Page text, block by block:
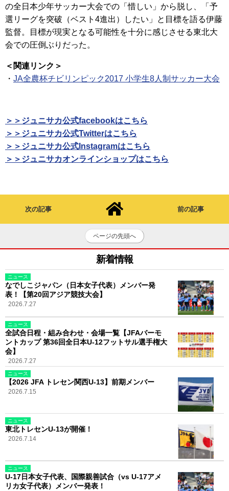
の全日本少年サッカー大会での「惜しい」から脱し、「予
選リーグを突破（ベスト4進出）したい」と目標を語る伊藤
監督。目標が現実となる可能性を十分に感じさせる東北大
会での圧倒ぶりだった。
＜関連リンク＞
・ JA全農杯チビリンピック2017 小学生8人制サッカー大会
＞＞ジュニサカ公式facebookはこちら
＞＞ジュニサカ公式Twitterはこちら
＞＞ジュニサカ公式Instagramはこちら
＞＞ジュニサカオンラインショップはこちら
次の記事 前の記事
ページの先頭へ
新着情報
ニュース
なでしこジャパン（日本女子代表）メンバー発
表！【第20回アジア競技大会】
2026.7.27
ニュース
全試合日程・組み合わせ・会場一覧【JFAバーモ
ントカップ 第36回全日本U-12フットサル選手権大
会】
2026.7.27
ニュース
【2026 JFA トレセン関西U-13】前期メンバー
2026.7.15
ニュース
東北トレセンU-13が開催！
2026.7.14
ニュース
U-17日本女子代表、国際親善試合（vs U-17アメ
リカ女子代表）メンバー発表！